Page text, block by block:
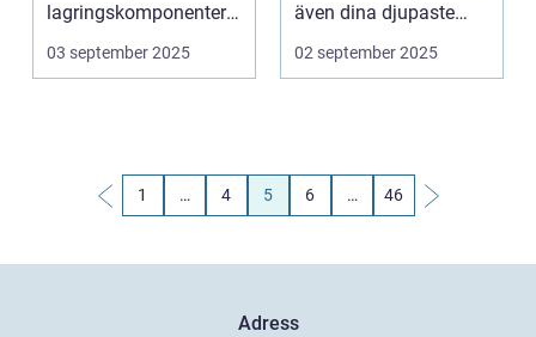
lagringskomponenter
har tyst banat väg för
en tek...
03 september 2025
även dina djupaste
pref...
02 september 2025
1 … 4 5 6 … 46
Adress